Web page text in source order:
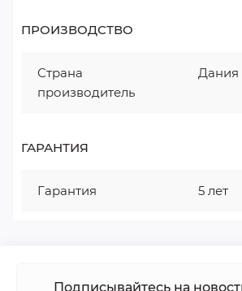
ПРОИЗВОДСТВО
Страна
производитель
Дания
ГАРАНТИЯ
Гарантия 5 лет
Подписывайтесь на